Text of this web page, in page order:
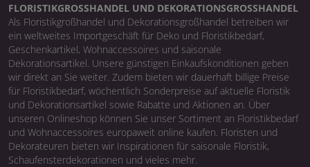
FLORISTIKGROSSHANDEL UND DEKORATIONSGROSSHANDEL
Als Floristikgroßhandel und Dekorationsgroßhandel betreiben wir
ein weltweites Importgeschäft für Deko und Floristikbedarf,
Geschenkartikel, Wohnaccessoires und saisonale
Dekorationsartikel. Unsere günstigen Einkaufskonditionen geben
wir direkt an Sie weiter. Zudem bieten wir dauerhaft billige Preise
für Floristikbedarf, wöchentlich Sonderpreise auf aktuelle Floristik
und Dekorationsartikel sowie Rabatte und Aktionen an. Über
unseren Onlineshop können Sie unser Sortiment an Floristikbedarf
und Wohnaccessoires europaweit online kaufen. Floristen und
Dekorateuren bieten wir Inspirationen für saisonale Floristik,
Schaufensterdekorationen und vieles mehr.